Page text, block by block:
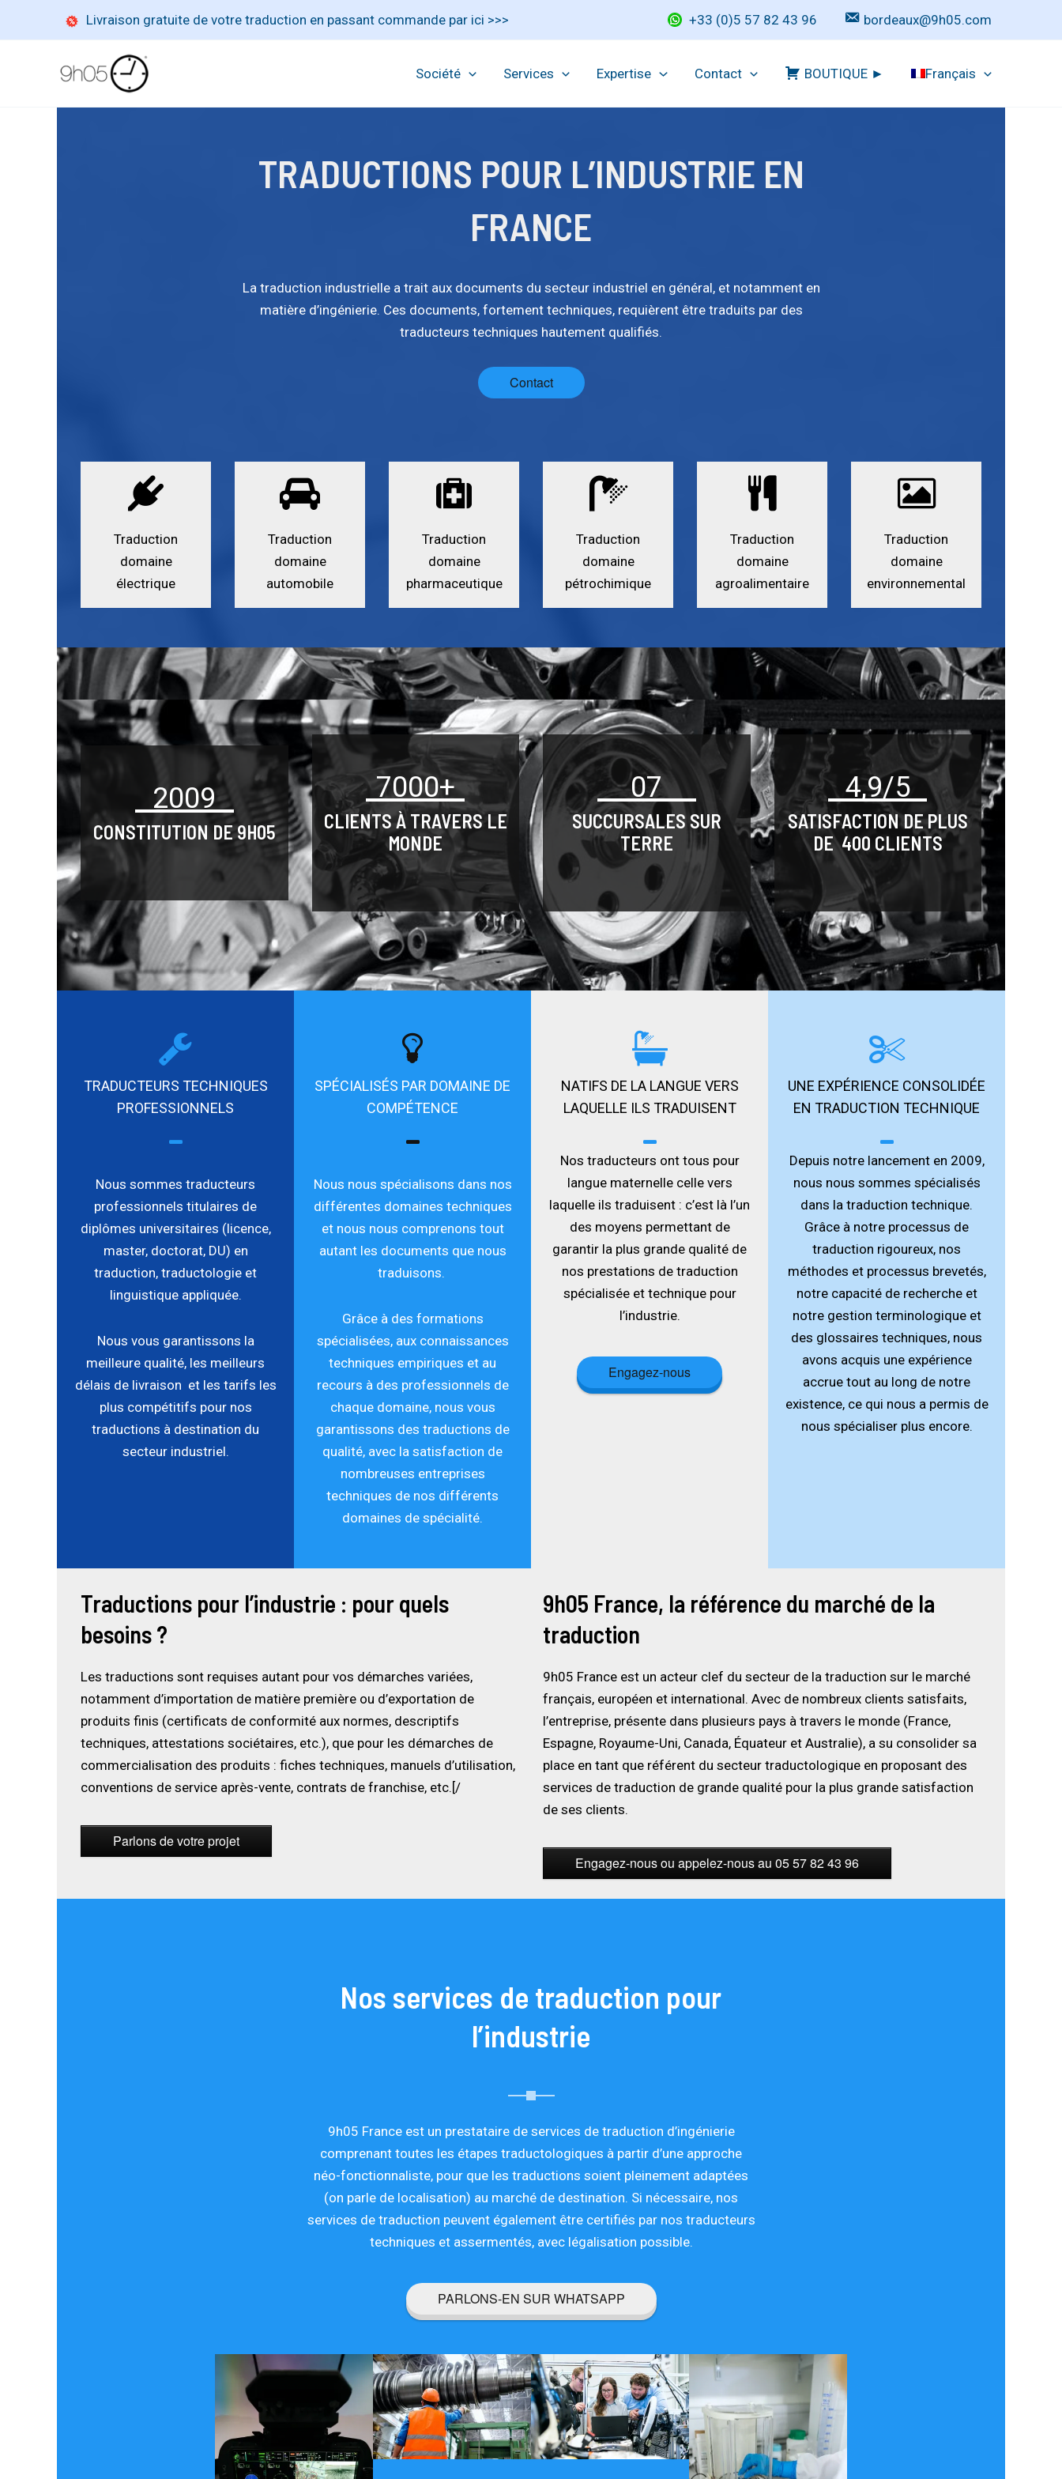
Livraison gratuite de votre traduction en passant commande par ici >>> +33 (0)5 57 82 43 96 bordeaux@9h05.com
Société Services Expertise Contact BOUTIQUE ► Français
TRADUCTIONS POUR L’INDUSTRIE EN
FRANCE
La traduction industrielle a trait aux documents du secteur industriel en général, et notamment en
matière d’ingénierie. Ces documents, fortement techniques, requièrent être traduits par des
traducteurs techniques hautement qualifiés.
Contact
Traduction
domaine
électrique
Traduction
domaine
automobile
Traduction
domaine
pharmaceutique
Traduction
domaine
pétrochimique
Traduction
domaine
agroalimentaire
Traduction
domaine
environnemental
2009
CONSTITUTION DE 9H05
7000+
CLIENTS À TRAVERS LE
MONDE
07
SUCCURSALES SUR
TERRE
4,9/5
SATISFACTION DE PLUS
DE 400 CLIENTS
TRADUCTEURS TECHNIQUES
PROFESSIONNELS
Nous sommes traducteurs
professionnels titulaires de
diplômes universitaires (licence,
master, doctorat, DU) en
traduction, traductologie et
linguistique appliquée.
Nous vous garantissons la
meilleure qualité, les meilleurs
délais de livraison et les tarifs les
plus compétitifs pour nos
traductions à destination du
secteur industriel.
SPÉCIALISÉS PAR DOMAINE DE
COMPÉTENCE
Nous nous spécialisons dans nos
différentes domaines techniques
et nous nous comprenons tout
autant les documents que nous
traduisons.
Grâce à des formations
spécialisées, aux connaissances
techniques empiriques et au
recours à des professionnels de
chaque domaine, nous vous
garantissons des traductions de
qualité, avec la satisfaction de
nombreuses entreprises
techniques de nos différents
domaines de spécialité.
NATIFS DE LA LANGUE VERS
LAQUELLE ILS TRADUISENT
Nos traducteurs ont tous pour
langue maternelle celle vers
laquelle ils traduisent : c’est là l’un
des moyens permettant de
garantir la plus grande qualité de
nos prestations de traduction
spécialisée et technique pour
l’industrie.
Engagez-nous
UNE EXPÉRIENCE CONSOLIDÉE
EN TRADUCTION TECHNIQUE
Depuis notre lancement en 2009,
nous nous sommes spécialisés
dans la traduction technique.
Grâce à notre processus de
traduction rigoureux, nos
méthodes et processus brevetés,
notre capacité de recherche et
notre gestion terminologique et
des glossaires techniques, nous
avons acquis une expérience
accrue tout au long de notre
existence, ce qui nous a permis de
nous spécialiser plus encore.
Traductions pour l’industrie : pour quels
besoins ?
Les traductions sont requises autant pour vos démarches variées,
notamment d’importation de matière première ou d’exportation de
produits finis (certificats de conformité aux normes, descriptifs
techniques, attestations sociétaires, etc.), que pour les démarches de
commercialisation des produits : fiches techniques, manuels d’utilisation,
conventions de service après-vente, contrats de franchise, etc.[/
Parlons de votre projet
9h05 France, la référence du marché de la
traduction
9h05 France est un acteur clef du secteur de la traduction sur le marché
français, européen et international. Avec de nombreux clients satisfaits,
l’entreprise, présente dans plusieurs pays à travers le monde (France,
Espagne, Royaume-Uni, Canada, Équateur et Australie), a su consolider sa
place en tant que référent du secteur traductologique en proposant des
services de traduction de grande qualité pour la plus grande satisfaction
de ses clients.
Engagez-nous ou appelez-nous au 05 57 82 43 96
Nos services de traduction pour
l’industrie
9h05 France est un prestataire de services de traduction d’ingénierie
comprenant toutes les étapes traductologiques à partir d’une approche
néo-fonctionnaliste, pour que les traductions soient pleinement adaptées
(on parle de localisation) au marché de destination. Si nécessaire, nos
services de traduction peuvent également être certifiés par nos traducteurs
techniques et assermentés, avec légalisation possible.
PARLONS-EN SUR WHATSAPP